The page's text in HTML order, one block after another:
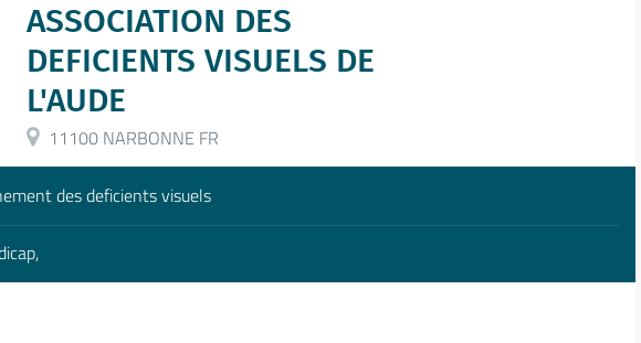
ASSOCIATION DES
DEFICIENTS VISUELS DE
L'AUDE
11100 NARBONNE FR
des deficients visuels